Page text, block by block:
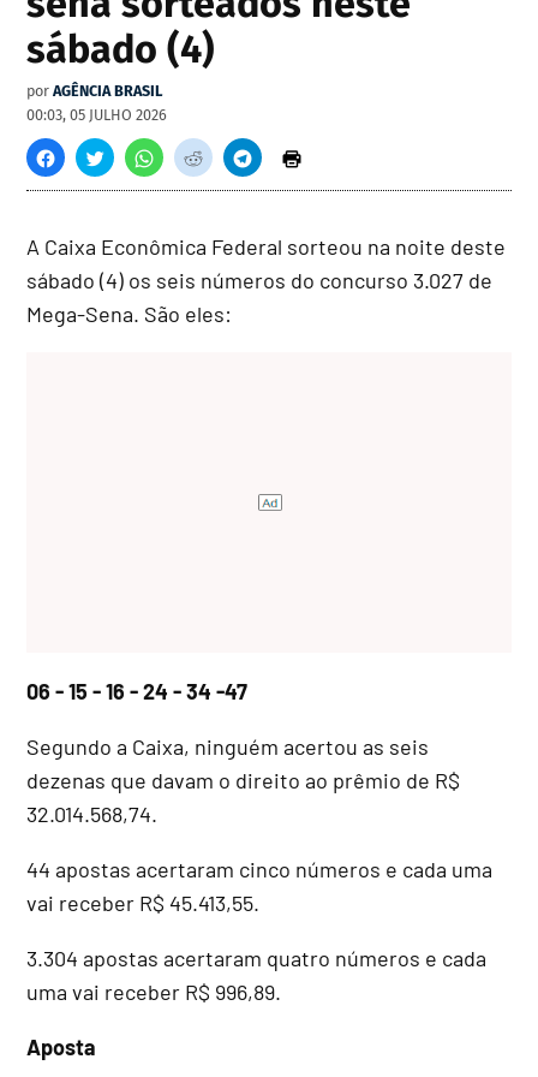
sábado (4)
por AGÊNCIA BRASIL
00:03, 05 JULHO 2026
A Caixa Econômica Federal sorteou na noite deste
sábado (4) os seis números do concurso 3.027 de
Mega-Sena. São eles:
06 - 15 - 16 - 24 - 34 -47
Segundo a Caixa, ninguém acertou as seis
dezenas que davam o direito ao prêmio de R$
32.014.568,74.
44 apostas acertaram cinco números e cada uma
vai receber R$ 45.413,55.
3.304 apostas acertaram quatro números e cada
uma vai receber R$ 996,89.
Aposta